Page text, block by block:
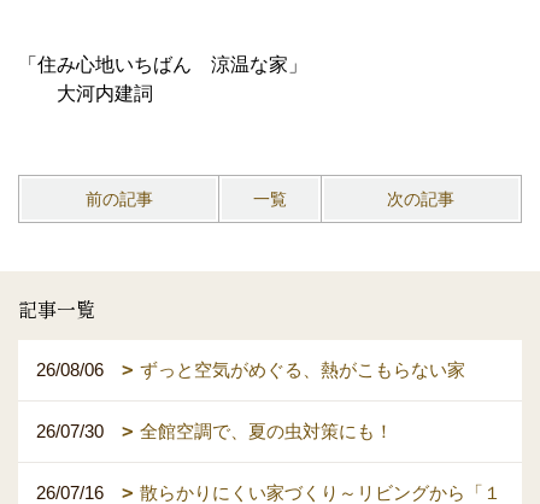
「住み心地いちばん 涼温な家」
大河内建詞
前の記事 一覧 次の記事
記事一覧
26/08/06 ずっと空気がめぐる、熱がこもらない家
26/07/30 全館空調で、夏の虫対策にも！
26/07/16
散らかりにくい家づくり～リビングから「１